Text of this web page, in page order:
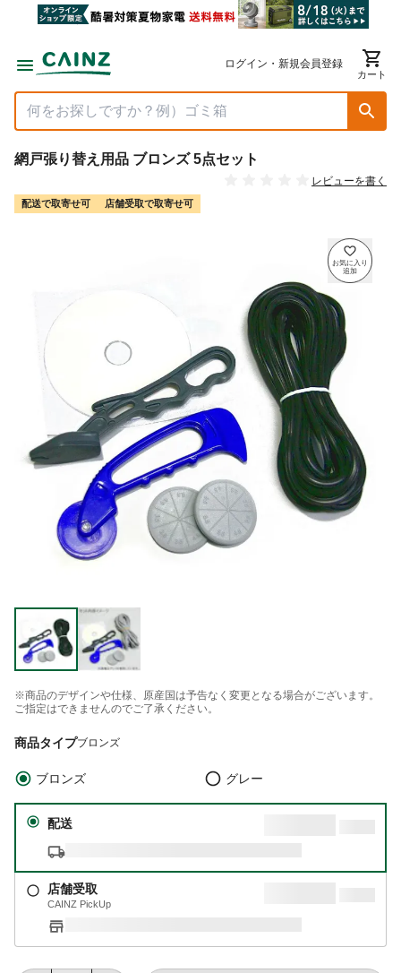
ログイン・新規会員登録
カート
網戸張り替え用品 ブロンズ 5点セット
レビューを書く
配送で取寄せ可 店舗受取で取寄せ可
※商品のデザインや仕様、原産国は予告なく変更となる場合がございます。
ご指定はできませんのでご了承ください。
商品タイプブロンズ
ブロンズ グレー
配送
店舗受取
CAINZ PickUp